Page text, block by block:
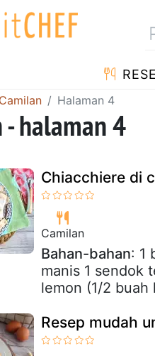
Camilan Halaman 4
- halaman 4
Chiacchiere di
Camilan
Bahan-bahan: 1
manis 1 sendok
lemon (1/2 buah
Resep mudah